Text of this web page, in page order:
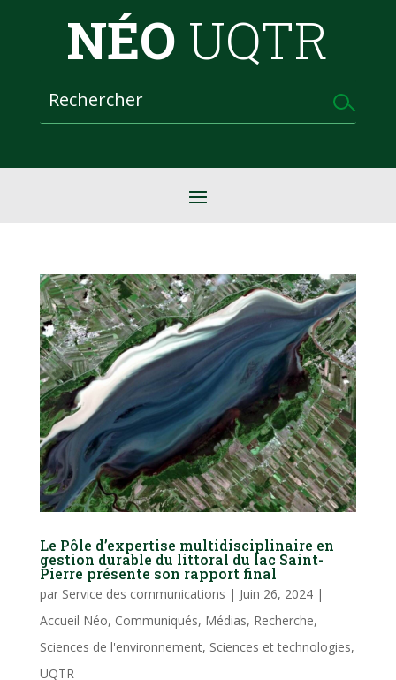
NÉO UQTR
Le Pôle d’expertise multidisciplinaire en
gestion durable du littoral du lac Saint-
Pierre présente son rapport final
par Service des communications | Juin 26, 2024|
Accueil Néo, Communiqués, Médias, Recherche,
Sciences de l'environnement, Sciences et technologies,
UQTR